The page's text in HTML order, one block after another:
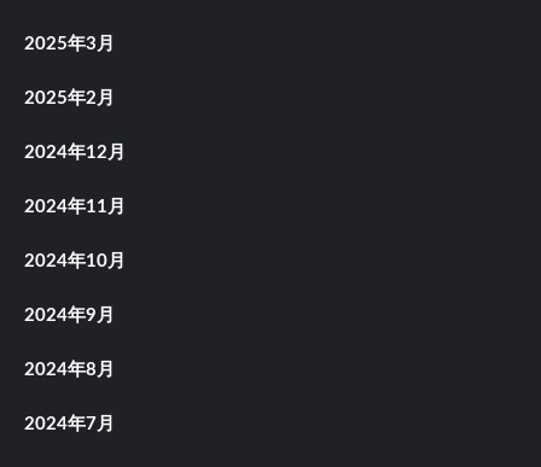
2025年3月
2025年2月
2024年12月
2024年11月
2024年10月
2024年9月
2024年8月
2024年7月